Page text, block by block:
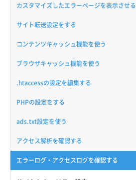
カスタマイズしたエラーページを表示させる
サイト転送設定をする
コンテンツキャッシュ機能を使う
ブラウザキャッシュ機能を使う
.htaccessの設定を編集する
PHPの設定をする
ads.txt設定を使う
アクセス解析を確認する
エラーログ・アクセスログを確認する